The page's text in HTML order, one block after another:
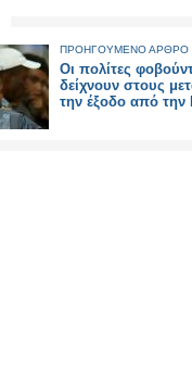
ΠΡΟΗΓΟΥΜΕΝΟ ΑΡΘΡΟ
Οι πολίτες
δείχνουν στους
την έξοδο από την